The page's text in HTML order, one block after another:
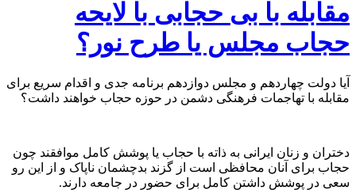
مقابله با بی حجابی با لایحه
حجاب مجلس یا طرح نور؟
آیا دولت چهاردهم و مجلس دوازدهم برنامه جدی و اقدام سریع برای
مقابله با تهاجمات فرهنگی دشمن در حوزه حجاب خواهند داشت؟
دختران و زنان ایرانی به ذاته با حجاب یا پوشش کامل موافقند چون
حجاب برای آنان محافظی است از گزند بدچشمان ناپاک و از این رو
سعی در پوشش داشتن کامل برای حضور در جامعه دارند.